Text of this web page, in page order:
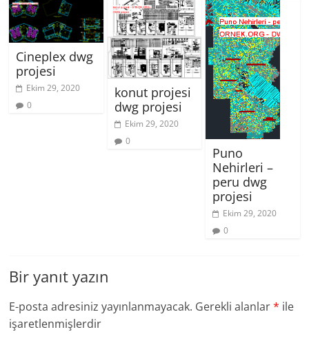
Cineplex dwg
projesi
Ekim 29, 2020
0
konut projesi
dwg projesi
Ekim 29, 2020
0
Puno
Nehirleri –
peru dwg
projesi
Ekim 29, 2020
0
Bir yanıt yazın
E-posta adresiniz yayınlanmayacak. Gerekli alanlar* ile
işaretlenmişlerdir